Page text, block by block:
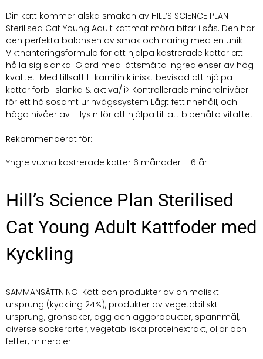
Din katt kommer älska smaken av HILL’S SCIENCE PLAN
Sterilised Cat Young Adult kattmat möra bitar i sås. Den har
den perfekta balansen av smak och näring med en unik
Vikthanteringsformula för att hjälpa kastrerade katter att
hålla sig slanka. Gjord med lättsmälta ingredienser av hög
kvalitet. Med tillsatt L-karnitin kliniskt bevisad att hjälpa
katter förbli slanka & aktiva/li> Kontrollerade mineralnivåer
för ett hälsosamt urinvägssystem Lågt fettinnehåll, och
höga nivåer av L-lysin för att hjälpa till att bibehålla vitalitet
Rekommenderat för:
Yngre vuxna kastrerade katter 6 månader – 6 år.
Hill’s Science Plan Sterilised
Cat Young Adult Kattfoder med
Kyckling
SAMMANSÄTTNING: Kött och produkter av animaliskt
ursprung (kyckling 24%), produkter av vegetabiliskt
ursprung, grönsaker, ägg och äggprodukter, spannmål,
diverse sockerarter, vegetabiliska proteinextrakt, oljor och
fetter, mineraler.